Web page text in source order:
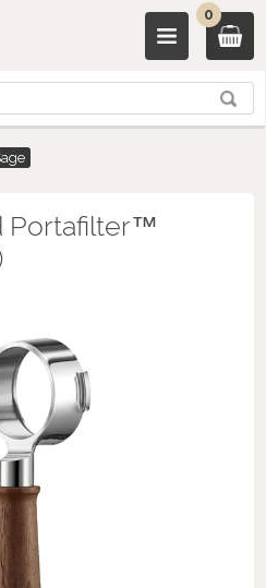
0
Portafilter™